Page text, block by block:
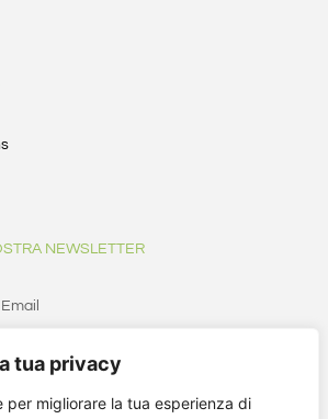
tua privacy
per migliorare la tua esperienza di
NEWSLETTER